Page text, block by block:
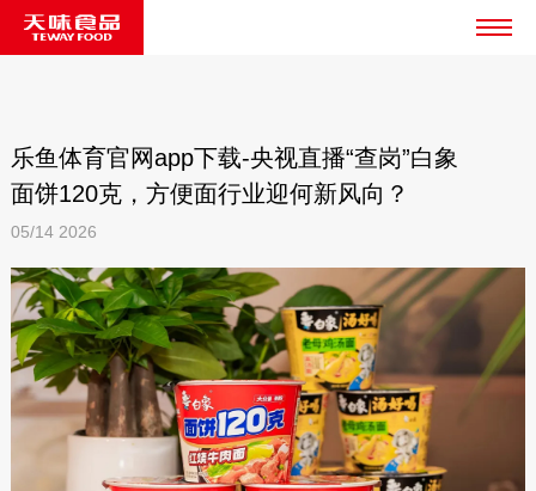
乐鱼体育官网app下载-央视直播“查岗”白象
面饼120克，方便面行业迎何新风向？
05/14 2026